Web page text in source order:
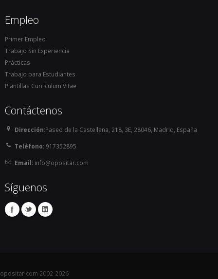
Empleo
Primer Empleo
Trabajo Sin Experiencia
Prácticas
Trabajo para Estudiantes
Plantillas Curriculum Vitae
Contáctenos
Dirección:Paseo de la Castellana, 218, 3E, 28046, Madrid, España
Teléfono: 917352895
Email:info@opositar.com
Síguenos
opositar.com 2002-2026